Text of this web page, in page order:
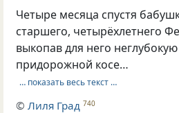
Четыре месяца спустя
старшего, четырёхлетнего
выкопав для него
придорожной косе…
… показать весь текст …
©Лиля Град 740